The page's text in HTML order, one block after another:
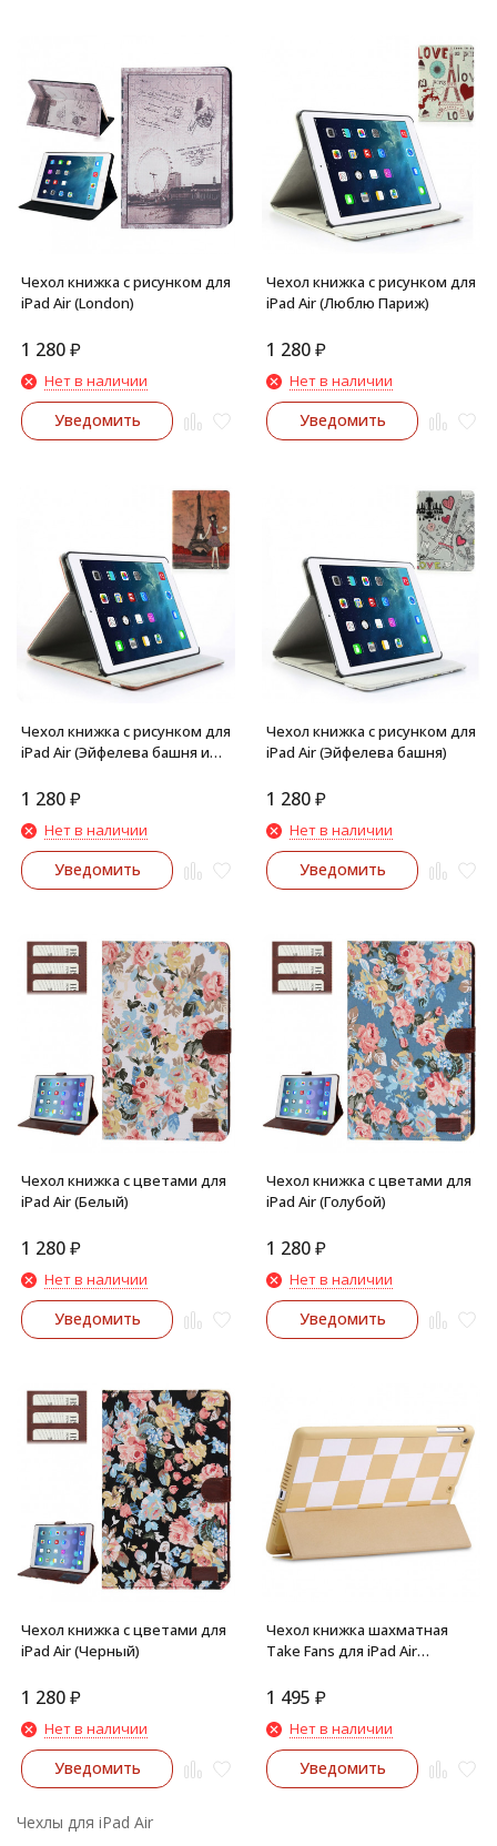
Чехол книжка с рисунком для
iPad Air (London)
1 280₽
Нет в наличии
Уведомить
Чехол книжка с рисунком для
iPad Air (Люблю Париж)
1 280₽
Нет в наличии
Уведомить
Чехол книжка с рисунком для
iPad Air (Эйфелева башня и
1 280₽
Нет в наличии
Уведомить
Чехол книжка с рисунком для
iPad Air (Эйфелева башня)
1 280₽
Нет в наличии
Уведомить
Чехол книжка с цветами для
iPad Air (Белый)
1 280₽
Нет в наличии
Уведомить
Чехол книжка с цветами для
iPad Air (Голубой)
1 280₽
Нет в наличии
Уведомить
Чехол книжка с цветами для
iPad Air (Черный)
1 280₽
Нет в наличии
Уведомить
Чехол книжка шахматная
Take Fans для iPad Air
1 495 ₽
Нет в наличии
Уведомить
Чехлы для iPad Air